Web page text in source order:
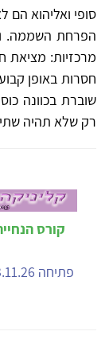
סופי ואליהוא הם
הפרחת השממה.
מרכזיות: מציאת
חסרות באופן
שוברת בכוונה
רק שלא תהיה
קורס